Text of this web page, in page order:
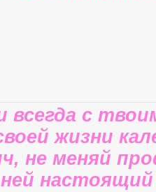
всегда с
жизни
не меняй
настоящий